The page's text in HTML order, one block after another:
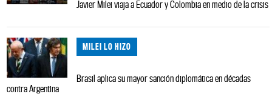
Javier Milei viaja a Ecuador y Colombia en medio de la crisis
MILEI LO HIZO
Brasil aplica su mayor sanción diplomática en décadas
contra Argentina